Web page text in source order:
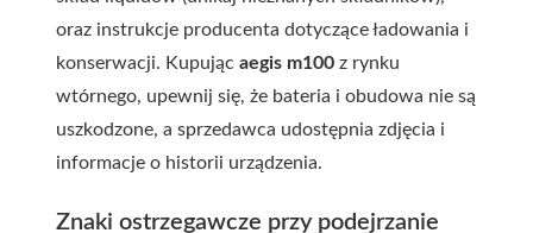
oraz instrukcje producenta dotyczące ładowania i
konserwacji. Kupując aegis m100 z rynku
wtórnego, upewnij się, że bateria i obudowa nie są
uszkodzone, a sprzedawca udostępnia zdjęcia i
informacje o historii urządzenia.
Znaki ostrzegawcze przy podejrzanie